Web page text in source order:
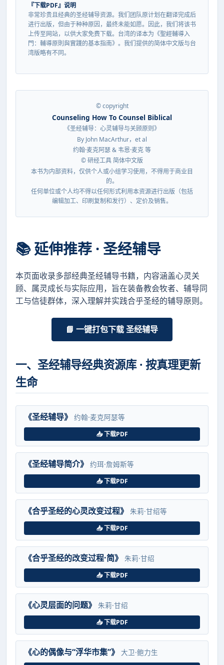
『下载PDF』说明
非常珍贵且经典的圣经辅导资源。我们团队原计划在翻译完成后
进行出版，但由于种种原因，最终未能如愿。因此，我们将该书
上传至网站，以供大家免费下载。台湾的译本为《聖經輔導入
門：輔導原則與實踐的基本指南》。我们提供的简体中文版与台
湾版略有不同。
© copyright
Counseling How To Counsel Biblical
《圣经辅导：心灵辅导与关顾原则》
By John MacArthur，et al
约翰·麦克阿瑟 & 韦恩·麦克 等
© 研经工具 简体中文版
本书为内部资料，仅供个人或小组学习使用，不得用于商业目
的。
任何单位或个人均不得以任何形式利用本资源进行出版（包括
编辑加工、印刷复制和发行）、定价及销售。
📚 延伸推荐 · 圣经辅导
本页面收录多部经典圣经辅导书籍，内容涵盖心灵关
顾、属灵成长与实际应用，旨在装备教会牧者、辅导同
工与信徒群体，深入理解并实践合乎圣经的辅导原则。
📘 一键打包下载 圣经辅导
一、圣经辅导经典资源库 · 按真理更新
生命
《圣经辅导》 约翰·麦克阿瑟等
📥 下载PDF
《圣经辅导简介》 约珥·詹姆斯等
📥 下载PDF
《合乎圣经的心灵改变过程》 朱莉·甘绍等
📥 下载PDF
《合乎圣经的改变过程·简》 朱莉·甘绍
📥 下载PDF
《心灵层面的问题》 朱莉·甘绍
📥 下载PDF
《心的偶像与“浮华市集”》 大卫·鲍力生